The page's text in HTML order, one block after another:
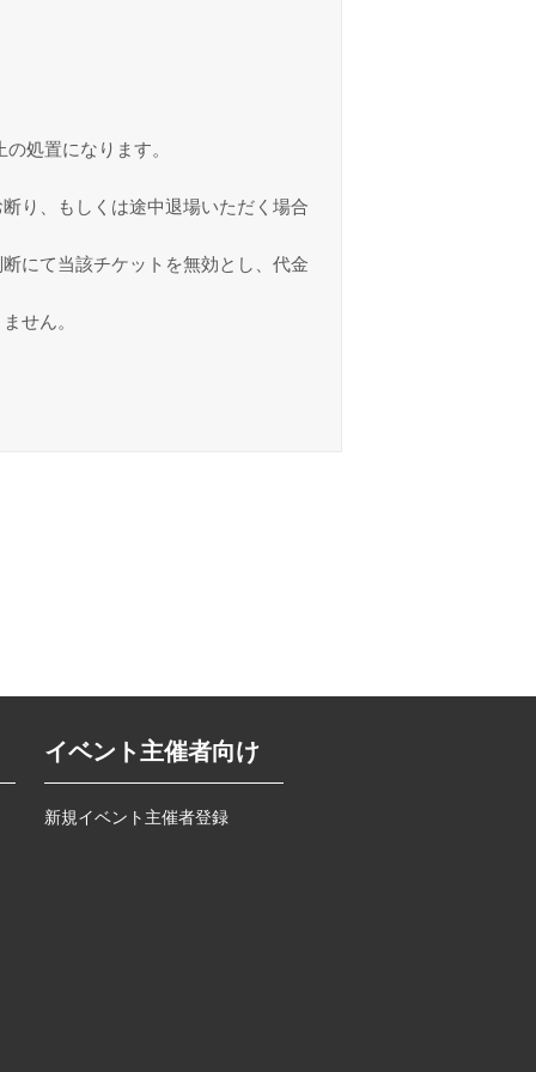
処置になります。
り、もしくは途中退場いただく場合
にて当該チケットを無効とし、代金
せん。
イベント主催者向け
新規イベント主催者登録